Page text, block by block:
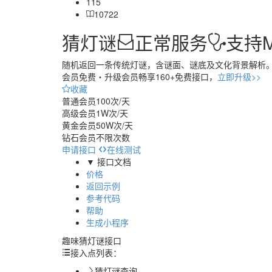
10722
猜灯谜 正常服务 支持
随机返回一条传统灯谜，含谜面、谜底及文化背景解析。
会员免费・ 升级会员畅享160+免费接口， 立即升级>>
收藏
普通会员100次/天
高级会员1W次/天
黄金会员50W次/天
钻石会员不限次数
申请接口
在线测试
▼ 接口文档
价格
返回示例
参考代码
帮助
生成小程序
趣味猜灯谜接口
接入点列表：